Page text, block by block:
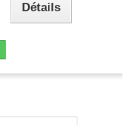
Détails